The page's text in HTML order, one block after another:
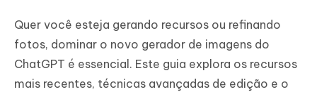
Quer você esteja gerando recursos ou refinando
fotos, dominar o novo gerador de imagens do
ChatGPT é essencial. Este guia explora os recursos
mais recentes, técnicas avançadas de edição e o